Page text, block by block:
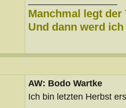
Manchmal legt
Und dann werd
AW: Bodo Wartke
Ich bin letzten Herbst